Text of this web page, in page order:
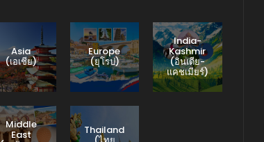
Asia
(เอเชีย)
Europe
(ยุโรป)
India-
Kashmir
(อินเดีย-
แคชเมียร์)
Middle
East Thailand